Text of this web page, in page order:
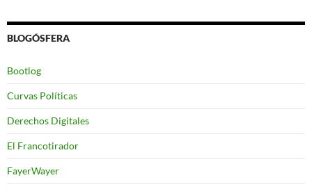
BLOGÓSFERA
Bootlog
Curvas Políticas
Derechos Digitales
El Francotirador
FayerWayer